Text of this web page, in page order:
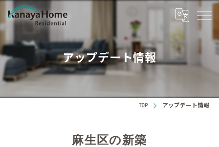
アップデート情報
TOP アップデート情報
麻生区の新築